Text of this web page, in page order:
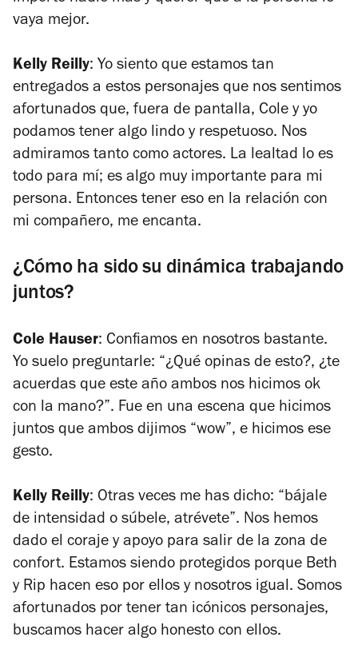
vaya mejor.
Kelly Reilly: Yo siento que estamos tan
entregados a estos personajes que nos sentimos
afortunados que, fuera de pantalla, Cole y yo
podamos tener algo lindo y respetuoso. Nos
admiramos tanto como actores. La lealtad lo es
todo para mí; es algo muy importante para mi
persona. Entonces tener eso en la relación con
mi compañero, me encanta.
¿Cómo ha sido su dinámica trabajando
juntos?
Cole Hauser: Confiamos en nosotros bastante.
Yo suelo preguntarle: “¿Qué opinas de esto?, ¿te
acuerdas que este año ambos nos hicimos ok
con la mano?”. Fue en una escena que hicimos
juntos que ambos dijimos “wow”, e hicimos ese
gesto.
Kelly Reilly: Otras veces me has dicho: “bájale
de intensidad o súbele, atrévete”. Nos hemos
dado el coraje y apoyo para salir de la zona de
confort. Estamos siendo protegidos porque Beth
y Rip hacen eso por ellos y nosotros igual. Somos
afortunados por tener tan icónicos personajes,
buscamos hacer algo honesto con ellos.